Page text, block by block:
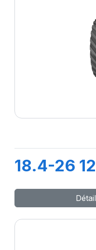
18.4-26